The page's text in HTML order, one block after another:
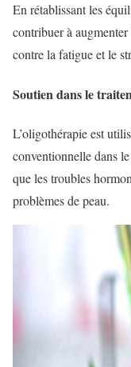
En rétablissant les
contribuer à
contre la fatigue et le
Soutien dans le
L’oligothérapie est
conventionnelle dans
que les troubles
problèmes de peau.